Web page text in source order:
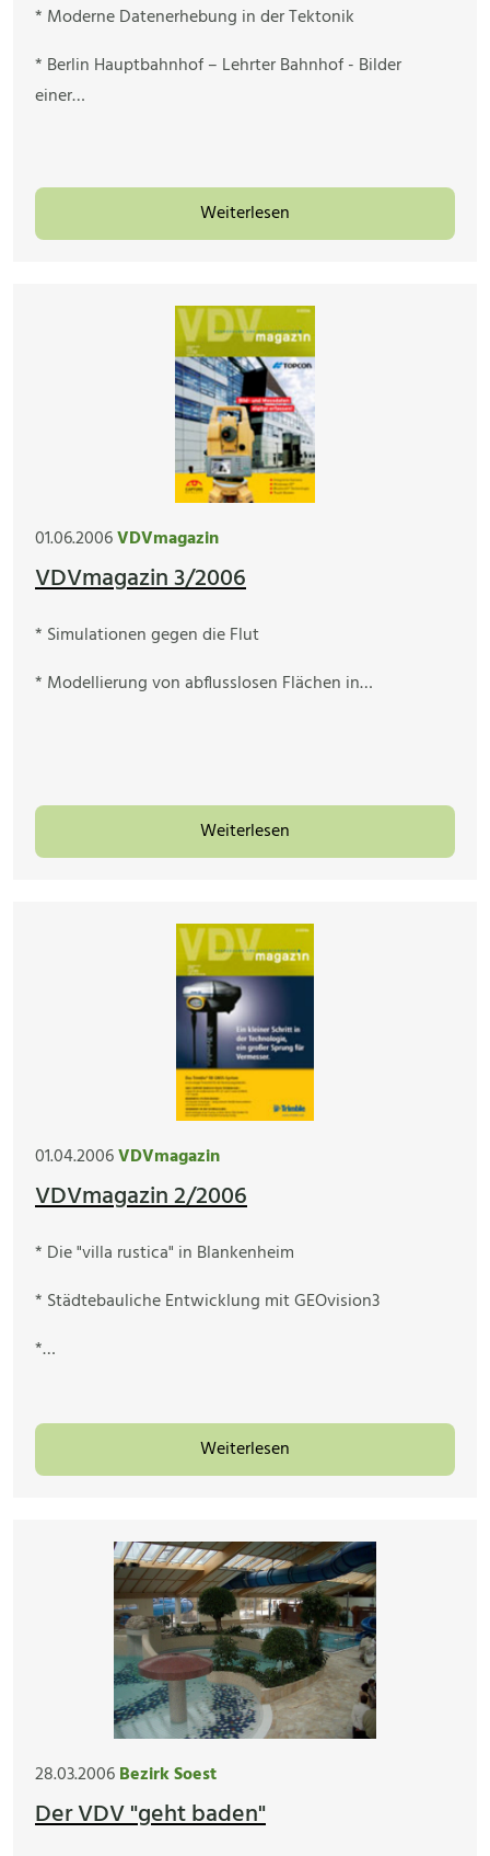
* Moderne Datenerhebung in der Tektonik
* Berlin Hauptbahnhof – Lehrter Bahnhof - Bilder
einer…
Weiterlesen
01.06.2006VDVmagazin
VDVmagazin 3/2006
* Simulationen gegen die Flut
* Modellierung von abflusslosen Flächen in…
Weiterlesen
01.04.2006VDVmagazin
VDVmagazin 2/2006
* Die "villa rustica" in Blankenheim
* Städtebauliche Entwicklung mit GEOvision3
*…
Weiterlesen
28.03.2006Bezirk Soest
Der VDV "geht baden"